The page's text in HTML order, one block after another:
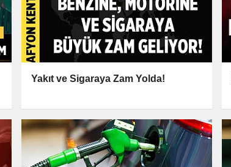
Yakıt ve Sigaraya Zam Yolda!